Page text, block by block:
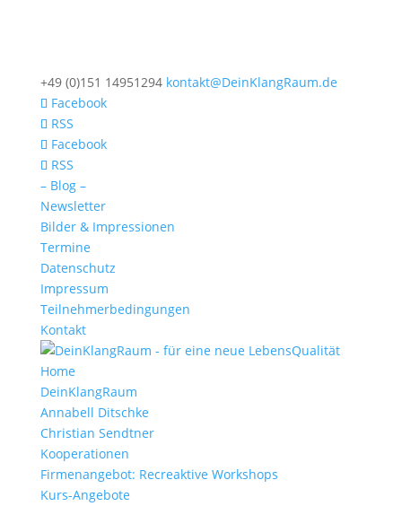
+49 (0)151 14951294 kontakt@DeinKlangRaum.de
Facebook
RSS
Facebook
RSS
– Blog –
Newsletter
Bilder & Impressionen
Termine
Datenschutz
Impressum
Teilnehmerbedingungen
Kontakt
Home
DeinKlangRaum
Annabell Ditschke
Christian Sendtner
Kooperationen
Firmenangebot: Recreaktive Workshops
Kurs-Angebote